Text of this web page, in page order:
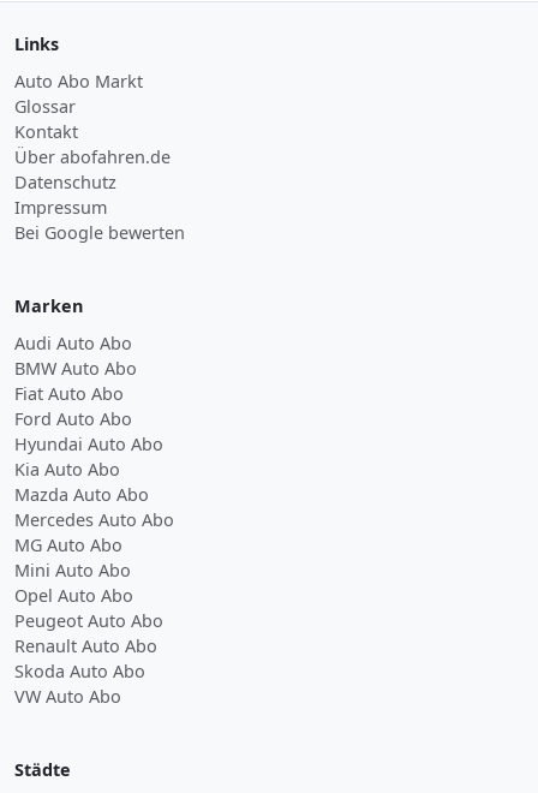
Links
Auto Abo Markt
Glossar
Kontakt
Über abofahren.de
Datenschutz
Impressum
Bei Google bewerten
Marken
Audi Auto Abo
BMW Auto Abo
Fiat Auto Abo
Ford Auto Abo
Hyundai Auto Abo
Kia Auto Abo
Mazda Auto Abo
Mercedes Auto Abo
MG Auto Abo
Mini Auto Abo
Opel Auto Abo
Peugeot Auto Abo
Renault Auto Abo
Skoda Auto Abo
VW Auto Abo
Städte